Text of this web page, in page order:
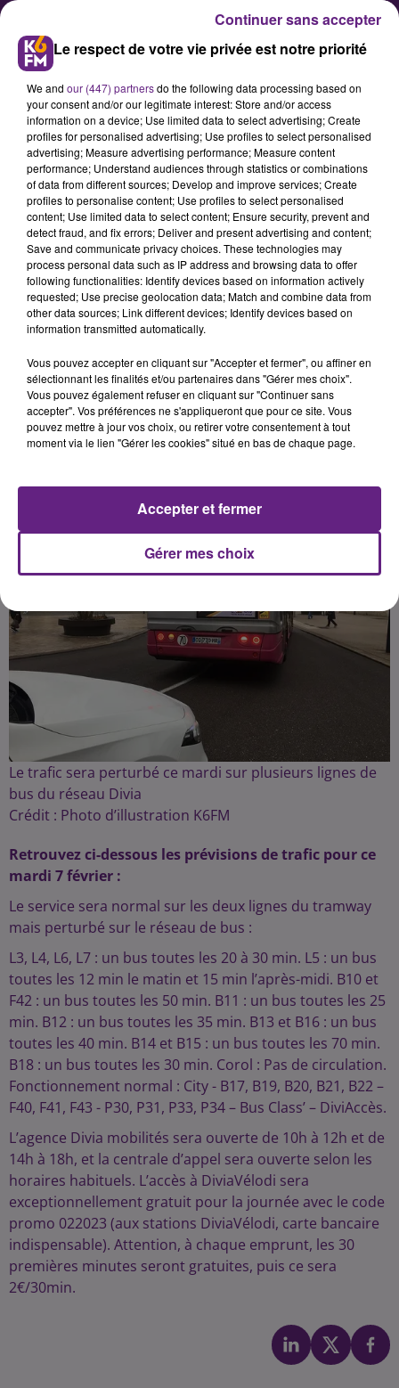
Le trafic sera perturbé ce mardi
sur le réseau de bus Divia
En raison de la 3eme journée de
mobilisation contre la réforme des
retraites, le trafic sera réduit ce
mardi sur le réseau de bus Divia. Le
sur les deux lignes du tramway.
Publié : 6 février 2023 à 8h50 par la rédaction
Le trafic sera perturbé ce mardi sur plusieurs lignes de
bus du réseau Divia
Crédit : Photo d’illustration K6FM
Retrouvez ci-dessous les prévisions de trafic pour ce
mardi 7 février :
Le service sera normal sur les deux lignes du tramway
mais perturbé sur le réseau de bus :
L3, L4, L6, L7 : un bus toutes les 20 à 30 min. L5 : un bus
toutes les 12 min le matin et 15 min l’après-midi. B10 et
F42 : un bus toutes les 50 min. B11 : un bus toutes les 25
min. B12 : un bus toutes les 35 min. B13 et B16 : un bus
toutes les 40 min. B14 et B15 : un bus toutes les 70 min.
B18 : un bus toutes les 30 min. Corol : Pas de circulation.
Fonctionnement normal : City - B17, B19, B20, B21, B22 –
F40, F41, F43 - P30, P31, P33, P34 – Bus Class’ – DiviAccès.
L’agence Divia mobilités sera ouverte de 10h à 12h et de
14h à 18h, et la centrale d’appel sera ouverte selon les
horaires habituels. L’accès à DiviaVélodi sera
exceptionnellement gratuit pour la journée avec le code
promo 022023 (aux stations DiviaVélodi, carte bancaire
indispensable). Attention, à chaque emprunt, les 30
premières minutes seront gratuites, puis ce sera
2€/30min.
Le respect de votre vie privée est notre priorité
We and our (447) partnersdo the following data processing based on
your consent and/or our legitimate interest: Store and/or access
information on a device; Use limited data to select advertising; Create
profiles for personalised advertising; Use profiles to select personalised
advertising; Measure advertising performance; Measure content
performance; Understand audiences through statistics or combinations
of data from different sources; Develop and improve services; Create
profiles to personalise content; Use profiles to select personalised
content; Use limited data to select content; Ensure security, prevent and
detect fraud, and fix errors; Deliver and present advertising and content;
Save and communicate privacy choices. These technologies may
process personal data such as IP address and browsing data to offer
following functionalities: Identify devices based on information actively
requested; Use precise geolocation data; Match and combine data from
other data sources; Link different devices; Identify devices based on
information transmitted automatically.
Vous pouvez accepter en cliquant sur "Accepter et fermer", ou affiner en
sélectionnant les finalités et/ou partenaires dans "Gérer mes choix".
Vous pouvez également refuser en cliquant sur "Continuer sans
accepter". Vos préférences ne s'appliqueront que pour ce site. Vous
pouvez mettre à jour vos choix, ou retirer votre consentement à tout
moment via le lien "Gérer les cookies" situé en bas de chaque page.
Gérer mes choix
Accepter et fermer
Continuer sans accepter